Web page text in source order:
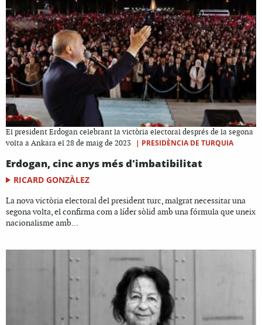
El president Erdogan celebrant la victòria electoral després de la segona
volta a Ankara el 28 de maig de 2023
| PRESIDÈNCIA DE TURQUIA
Erdogan, cinc anys més d'imbatibilitat
RICARD GONZÀLEZ
La nova victòria electoral del president turc, malgrat necessitar una
segona volta, el confirma com a líder sòlid amb una fórmula que uneix
nacionalisme amb...